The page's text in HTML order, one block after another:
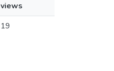
views
19